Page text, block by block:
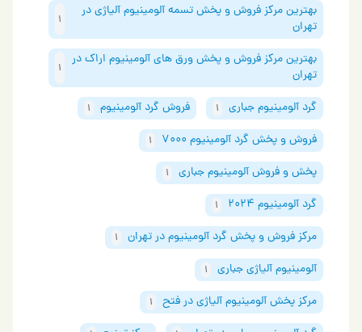
بهترین مرکز فروش و پخش تسمه آلومینیوم آلیاژی در
تهران
1
بهترین مرکز فروش و پخش ورق های آلومینیوم اراک در
تهران
1
گرد آلومینیوم جباری 1 فروش گرد آلومینیوم 1
فروش و پخش گرد آلومینیوم 7000 1
پخش و فروش آلومینیوم جباری 1
گرد آلومینیوم 2024 1
مرکز فروش و پخش گرد آلومینیوم در تهران 1
آلومینیوم آلیاژی جباری 1
مرکز پخش آلومینیوم آلیاژی در فتح 1